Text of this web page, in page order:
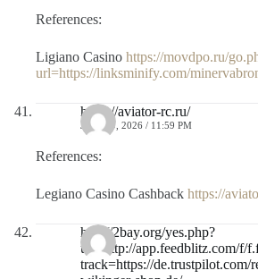
References:
Ligiano Casino https://movdpo.ru/
url=https://linksminify.com/
https://aviator-rc.ru/
JULIO 9, 2026 / 11:59 PM
References:
Legiano Casino Cashback https://
http://2bay.org/yes.php?
url=http://app.feedblitz.com/f/
track=https://de.trustpilot.com/